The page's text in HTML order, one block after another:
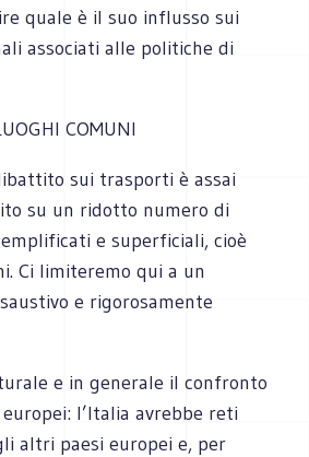
quale è il suo influsso sui
associati alle politiche di
COMUNI
sui trasporti è assai
su un ridotto numero di
e superficiali, cioè
Ci limiteremo qui a un
e rigorosamente
e in generale il confronto
l’Italia avrebbe reti
altri paesi europei e, per